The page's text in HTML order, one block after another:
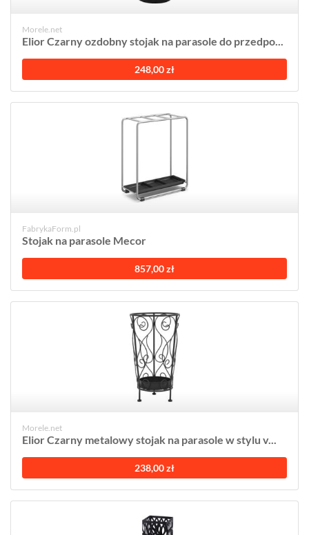
Morele.net
Elior Czarny ozdobny stojak na parasole do przedpo...
248,00 zł
FabrykaForm.pl
Stojak na parasole Mecor
857,00 zł
Morele.net
Elior Czarny metalowy stojak na parasole w stylu v...
238,00 zł